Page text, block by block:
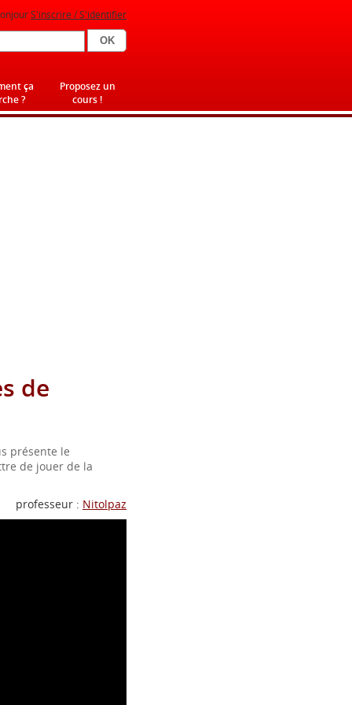
S'inscrire / S'identifier
ça
?
Proposez un
cours !
de
présente le
de jouer de la
professeur : Nitolpaz